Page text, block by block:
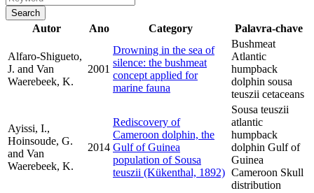
Autor Ano Category Palavra-chave
Alfaro-Shigueto,
J. and Van
Waerebeek, K.
2001
Drowning in the sea of
silence: the bushmeat
concept applied for
marine fauna
Bushmeat
Atlantic
humpback
dolphin sousa
teuszii cetaceans
Ayissi, I.,
Hoinsoude, G.
and Van
Waerebeek, K.
2014
Rediscovery of
Cameroon dolphin, the
Gulf of Guinea
population of Sousa
teuszii (Kükenthal, 1892)
Sousa teuszii
atlantic
humpback
dolphin Gulf of
Guinea
Cameroon Skull
distribution